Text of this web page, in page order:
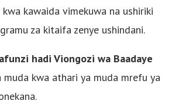
kawaida vimekuwa na ushiriki
za kitaifa zenye ushindani.
hadi Viongozi wa Baadaye
muda kwa athari ya muda mrefu ya